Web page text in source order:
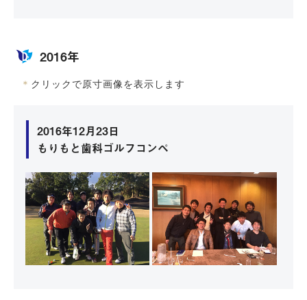
2016年
＊ クリックで原寸画像を表示します
2016年12月23日
もりもと歯科ゴルフコンペ